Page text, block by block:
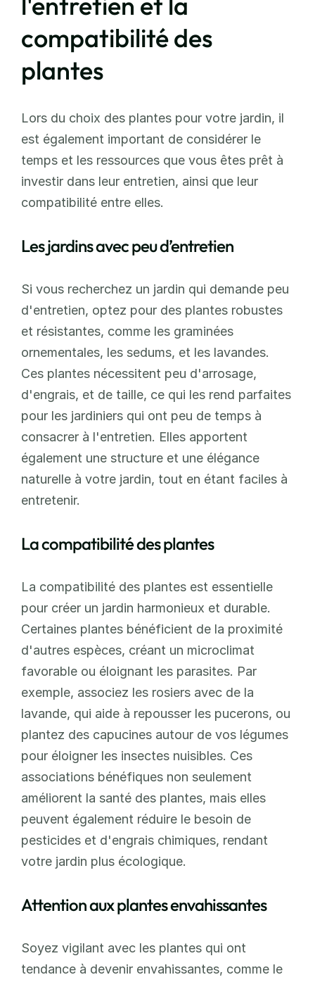
compatibilité des
plantes
Lors du choix des plantes pour votre jardin, il
est également important de considérer le
temps et les ressources que vous êtes prêt à
investir dans leur entretien, ainsi que leur
compatibilité entre elles.
Les jardins avec peu d’entretien
Si vous recherchez un jardin qui demande peu
d'entretien, optez pour des plantes robustes
et résistantes, comme les graminées
ornementales, les sedums, et les lavandes.
Ces plantes nécessitent peu d'arrosage,
d'engrais, et de taille, ce qui les rend parfaites
pour les jardiniers qui ont peu de temps à
consacrer à l'entretien. Elles apportent
également une structure et une élégance
naturelle à votre jardin, tout en étant faciles à
entretenir.
La compatibilité des plantes
La compatibilité des plantes est essentielle
pour créer un jardin harmonieux et durable.
Certaines plantes bénéficient de la proximité
d'autres espèces, créant un microclimat
favorable ou éloignant les parasites. Par
exemple, associez les rosiers avec de la
lavande, qui aide à repousser les pucerons, ou
plantez des capucines autour de vos légumes
pour éloigner les insectes nuisibles. Ces
associations bénéfiques non seulement
améliorent la santé des plantes, mais elles
peuvent également réduire le besoin de
pesticides et d'engrais chimiques, rendant
votre jardin plus écologique.
Attention aux plantes envahissantes
Soyez vigilant avec les plantes qui ont
tendance à devenir envahissantes, comme le